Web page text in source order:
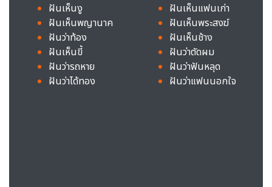
ฝันเห็นงู
ฝันเห็นพญานาค
ฝันว่าท้อง
ฝันเห็นขี้
ฝันว่ารถหาย
ฝันว่าได้ทอง
ฝันเห็นแฟนเก่า
ฝันเห็นพระสงฆ์
ฝันเห็นช้าง
ฝันว่าตัดผม
ฝันว่าฟันหลุด
ฝันว่าแฟนนอกใจ